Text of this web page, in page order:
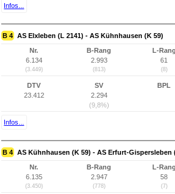
Infos...
B 4 AS Elxleben (L 2141) - AS Kühnhausen (K 59)
Nr.
6.134
(3.449)
B-Rang
2.993
(813)
L-Rang
61
(8)
DTV
23.412
SV
2.294
(9,8%)
BPL
Infos...
B 4 AS Kühnhausen (K 59) - AS Erfurt-
Nr.
6.135
(3.450)
B-Rang
2.947
(778)
L-Rang
58
(7)